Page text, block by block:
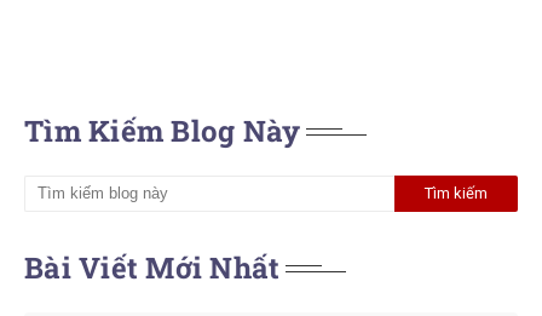
Tìm Kiếm Blog Này
Bài Viết Mới Nhất